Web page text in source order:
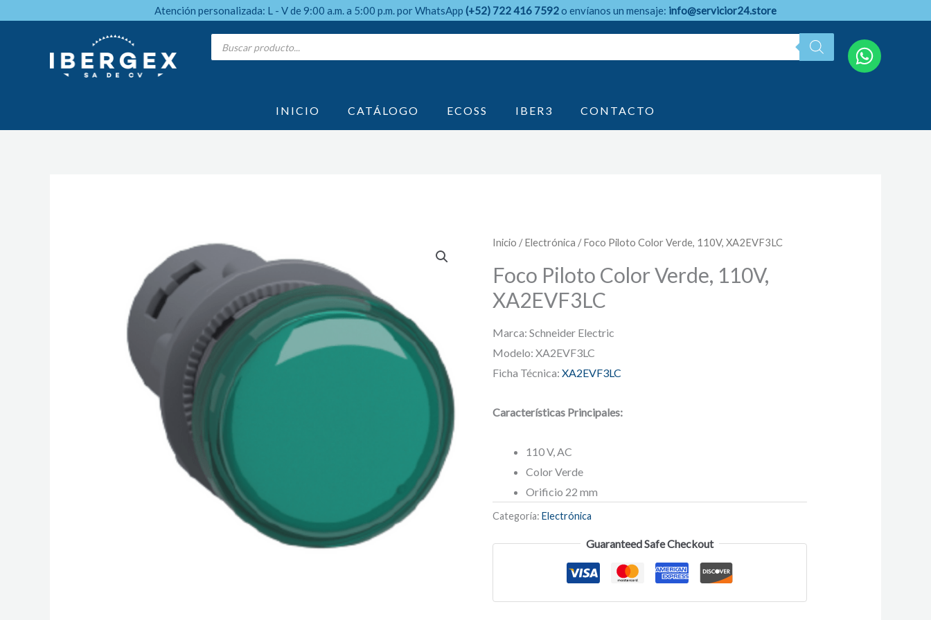
Atención personalizada: L - V de 9:00 a.m. a 5:00 p.m. por WhatsApp (+52) 722 416 7592o envíanos un mensaje: info@servicior24.store
Products
search
INICIO CATÁLOGO ECOSS IBER3 CONTACTO
Inicio /Electrónica / Foco Piloto Color Verde, 110V, XA2EVF3LC
Foco Piloto Color Verde, 110V,
XA2EVF3LC
Marca: Schneider Electric
Modelo: XA2EVF3LC
Ficha Técnica:XA2EVF3LC
Características Principales:
110 V, AC
Color Verde
Orificio 22 mm
Categoría:Electrónica
Guaranteed Safe Checkout